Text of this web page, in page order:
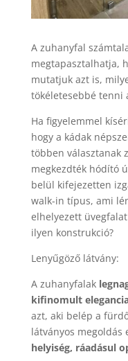
A zuhanyfal
megtapasztalhatja,
mutatjuk azt is,
tökéletesebbé tenni
Ha figyelemmel
hogy a kádak
többen választanak
megkezdték hódító
belül kifejezetten
walk-in típus, ami
elhelyezett
ilyen konstrukció?
Lenyűgöző látvány:
A zuhanyfalak
kifinomult
azt, aki belép a
látványos megoldás
helyiség, ráadásul